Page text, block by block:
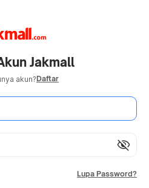
Jakmall
akun?Daftar
visibility_off
Lupa Password?